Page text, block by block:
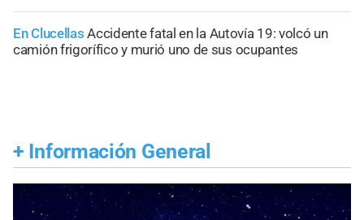
En Clucellas Accidente fatal en la Autovía 19: volcó un
camión frigorífico y murió uno de sus ocupantes
+ Información General